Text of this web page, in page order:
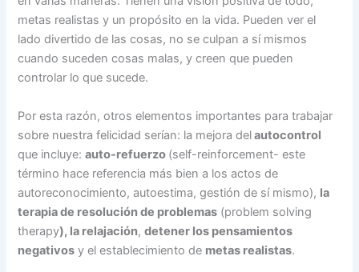
metas realistas y un propósito en la vida. Pueden ver el
lado divertido de las cosas, no se culpan a sí mismos
cuando suceden cosas malas, y creen que pueden
controlar lo que sucede.
Por esta razón, otros elementos importantes para trabajar
sobre nuestra felicidad serían: la mejora delautocontrol
que incluye:auto-refuerzo (self-reinforcement- este
término hace referencia más bien a los actos de
autoreconocimiento, autoestima, gestión de sí mismo), la
terapia de resolución de problemas (problem solving
therapy), la relajación,detener los pensamientos
negativos y el establecimiento de metas realistas.